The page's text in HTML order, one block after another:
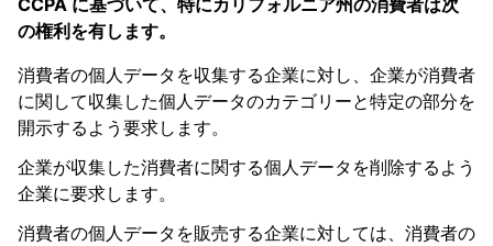
の権利を有します。
消費者の個人データを収集する企業に対し、企業が消費者
に関して収集した個人データのカテゴリーと特定の部分を
開示するよう要求します。
企業が収集した消費者に関する個人データを削除するよう
企業に要求します。
消費者の個人データを販売する企業に対しては、消費者の